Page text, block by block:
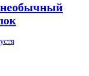
необычный